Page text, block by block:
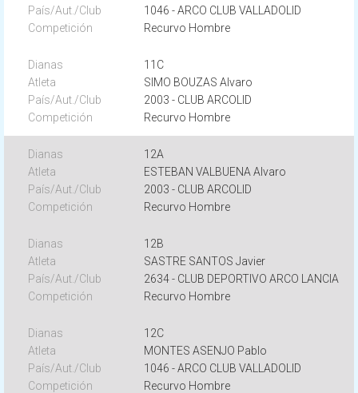
1046 - ARCO CLUB VALLADOLID
Recurvo Hombre
11C
SIMO BOUZAS Alvaro
2003 - CLUB ARCOLID
Recurvo Hombre
12A
ESTEBAN VALBUENA Alvaro
2003 - CLUB ARCOLID
Recurvo Hombre
12B
SASTRE SANTOS Javier
2634 - CLUB DEPORTIVO ARCO LANCIA
Recurvo Hombre
12C
MONTES ASENJO Pablo
1046 - ARCO CLUB VALLADOLID
Recurvo Hombre